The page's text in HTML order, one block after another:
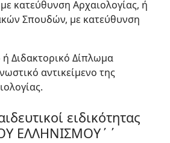
κατεύθυνση Αρχαιολογίας, ή
Σπουδών, με κατεύθυνση
Διδακτορικό Δίπλωμα
αντικείμενο της
ειδικότητας
ΕΛΛΗΝΙΣΜΟΥ΄΄